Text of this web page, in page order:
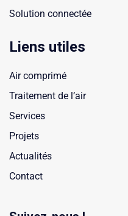
Solution connectée
Liens utiles
Air comprimé
Traitement de l’air
Services
Projets
Actualités
Contact